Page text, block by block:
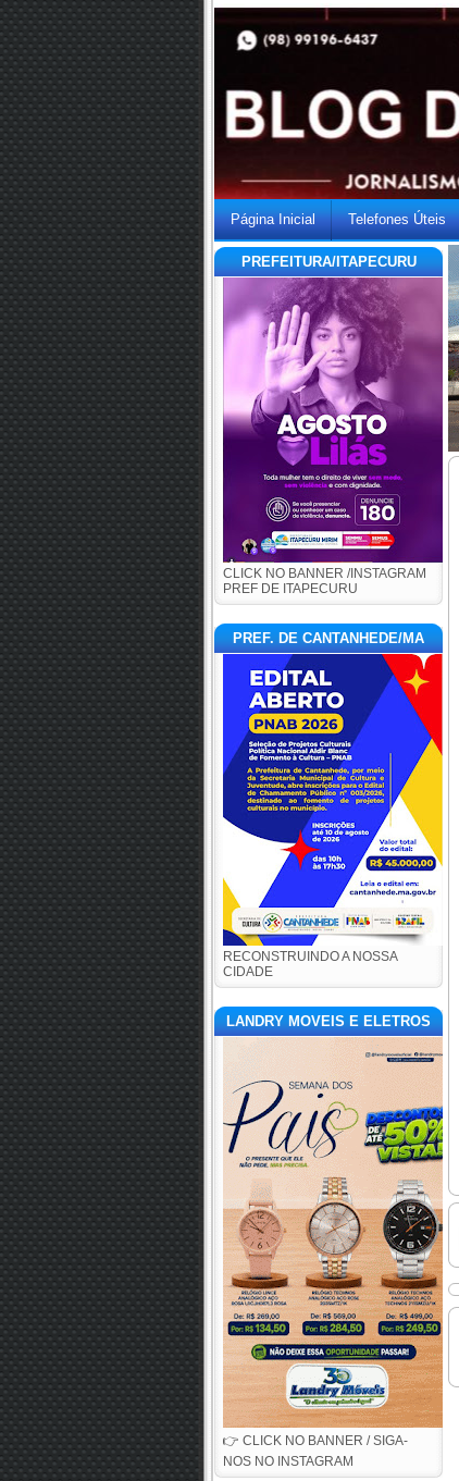
Página Inicial Telefones Úteis
PREFEITURA/ITAPECURU
CLICK NO BANNER /INSTAGRAM
PREF DE ITAPECURU
PREF. DE CANTANHEDE/MA
RECONSTRUINDO A NOSSA
CIDADE
LANDRY MOVEIS E ELETROS
👉 CLICK NO BANNER / SIGA-
NOS NO INSTAGRAM